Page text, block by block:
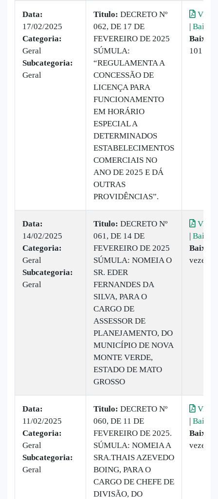
Data:
17/02/2025
Categoria:
Geral
Subcategoria:
Geral
Titulo: DECRETO Nº
062, DE 17 DE
FEVEREIRO DE 2025
SÚMULA:
“REGULAMENTA A
CONCESSÃO DE
LICENÇA PARA
FUNCIONAMENTO
EM HORÁRIO
ESPECIAL A
DETERMINADOS
ESTABELECIMENTOS
COMERCIAIS NO
ANO DE 2025 E DÁ
OUTRAS
PROVIDÊNCIAS”.
| Baixar
101
Data:
14/02/2025
Categoria:
Geral
Subcategoria:
Geral
Titulo: DECRETO Nº
061, DE 14 DE
FEVEREIRO DE 2025
SÚMULA: NOMEIA O
SR. EDER
FERNANDES DA
SILVA, PARA O
CARGO DE
ASSESSOR DE
PLANEJAMENTO, DO
MUNICÍPIO DE NOVA
MONTE VERDE,
ESTADO DE MATO
GROSSO
| Baixar
vezes
Data:
11/02/2025
Categoria:
Geral
Subcategoria:
Geral
Titulo: DECRETO Nº
060, DE 11 DE
FEVEREIRO DE 2025.
SÚMULA: NOMEIA A
SRA.THAIS AZEVEDO
BOING, PARA O
CARGO DE CHEFE DE
DIVISÃO, DO
| Baixar
vezes